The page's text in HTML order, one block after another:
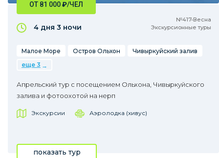
№417•Весна
Экскурсионные туры
ОТ 81 000₽/ЧЕЛ
4 дня 3 ночи
Малое Море Остров Ольхон
Чивыркуйский залив
еще 3
Апрельский тур с посещением Ольхона, Чивыркуйского
залива и фотоохотой на нерп
Экскурсии Аэролодка (хивус)
показать тур